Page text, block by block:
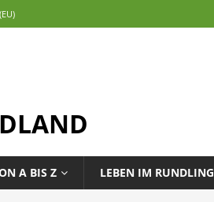
A BIS Z LEBEN IM RUNDLING